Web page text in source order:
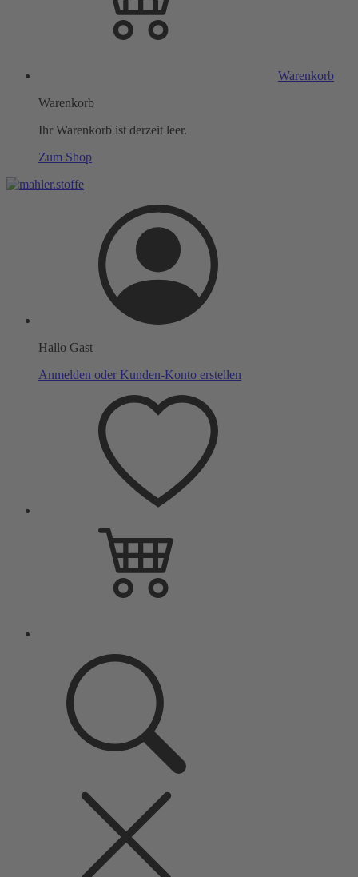
Warenkorb
Warenkorb
Ihr Warenkorb ist derzeit leer.
Zum Shop
Hallo Gast
Anmelden oder Kunden-Konto erstellen